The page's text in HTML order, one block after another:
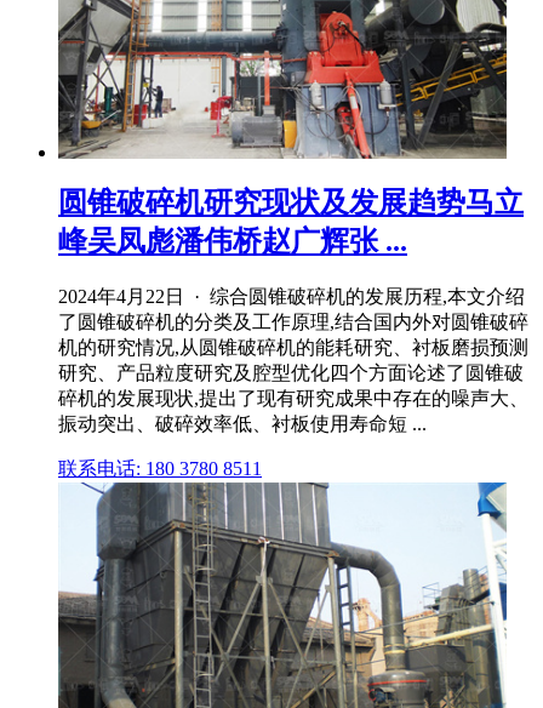
圆锥破碎机研究现状及发展趋势马立
峰吴凤彪潘伟桥赵广辉张 ...
2024年4月22日 · 综合圆锥破碎机的发展历程,本文介绍
了圆锥破碎机的分类及工作原理,结合国内外对圆锥破碎
机的研究情况,从圆锥破碎机的能耗研究、衬板磨损预测
研究、产品粒度研究及腔型优化四个方面论述了圆锥破
碎机的发展现状,提出了现有研究成果中存在的噪声大、
振动突出、破碎效率低、衬板使用寿命短 ...
联系电话: 180 3780 8511